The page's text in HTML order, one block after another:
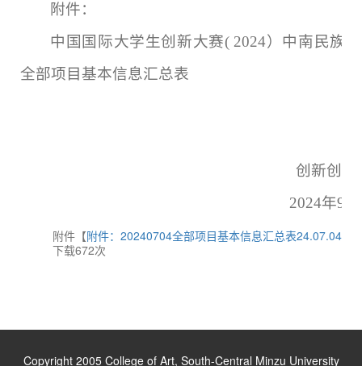
附件：
中国国际大学生创新大赛( 2024）中南民族
全部项目基本信息汇总表
创新创业
2024年9
附件【附件：20240704全部项目基本信息汇总表24.07.04-24
下载672次
Copyright 2005 College of Art, South-Central Minzu University